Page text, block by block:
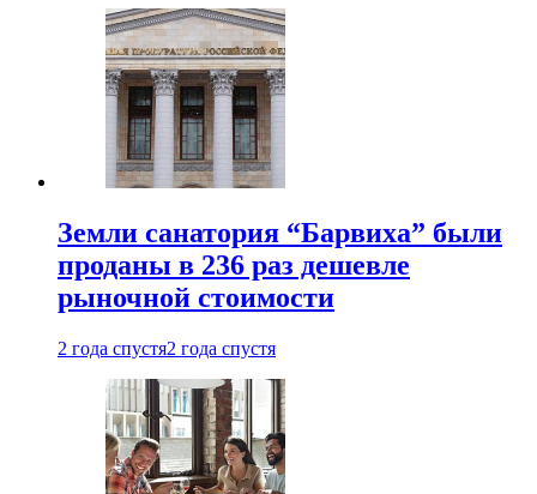
Земли санатория “Барвиха” были
проданы в 236 раз дешевле
рыночной стоимости
2 года спустя2 года спустя